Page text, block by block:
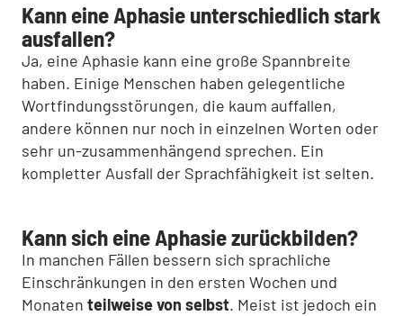
Kann eine Aphasie unterschiedlich stark
ausfallen?
Ja, eine Aphasie kann eine große Spannbreite
haben. Einige Menschen haben gelegentliche
Wortfindungsstörungen, die kaum auffallen,
andere können nur noch in einzelnen Worten oder
sehr un-zusammenhängend sprechen. Ein
kompletter Ausfall der Sprachfähigkeit ist selten.
Kann sich eine Aphasie zurückbilden?
In manchen Fällen bessern sich sprachliche
Einschränkungen in den ersten Wochen und
Monaten teilweise von selbst. Meist ist jedoch ein